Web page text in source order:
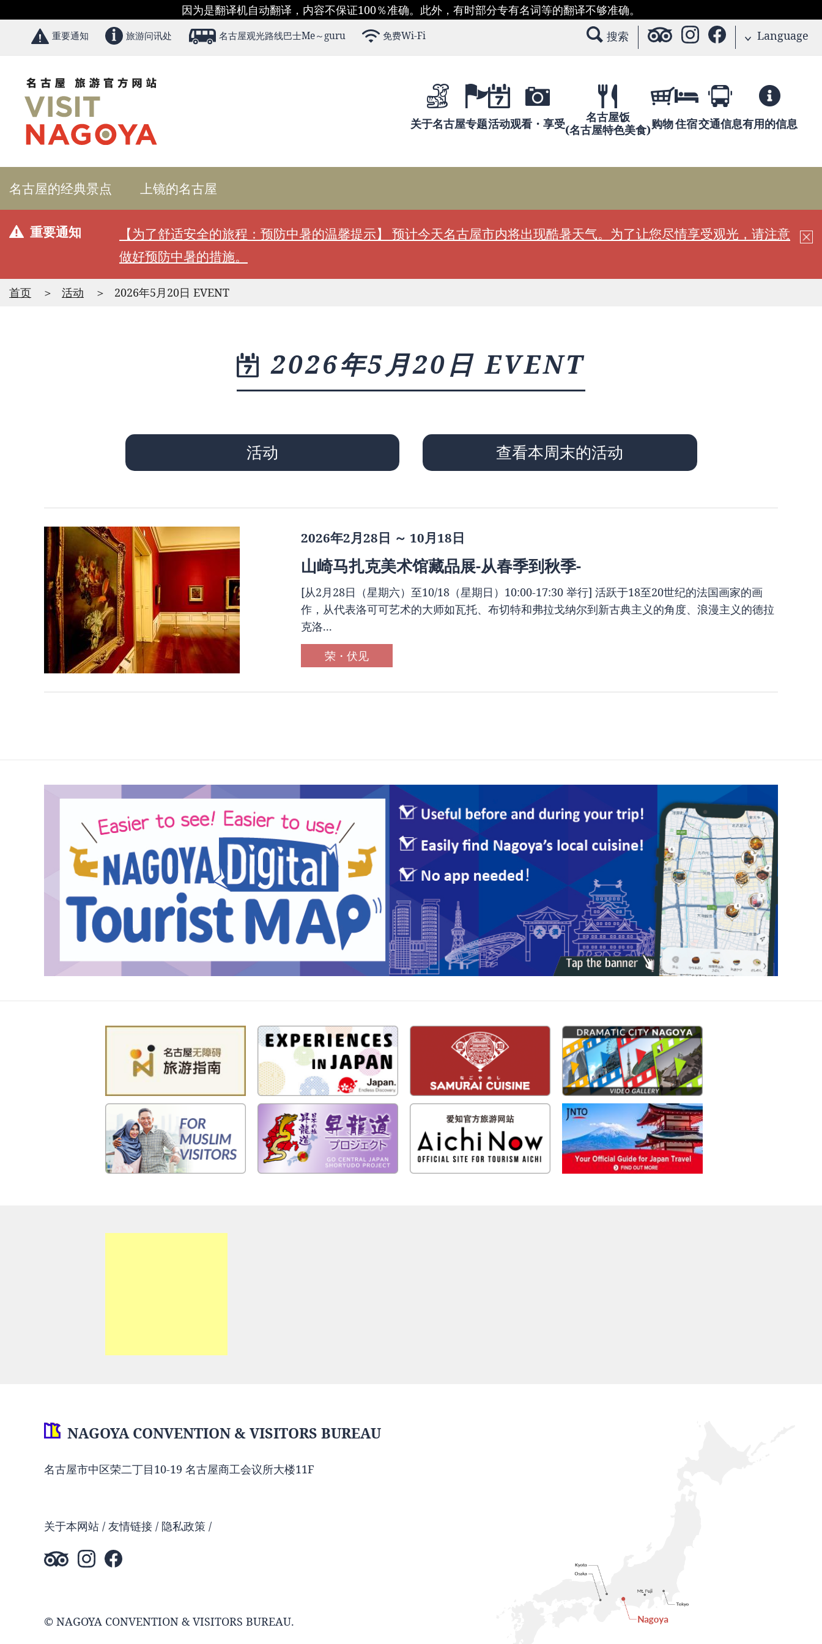
因为是翻译机自动翻译，内容不保证100％准确。此外，有时部分专有名词等的翻译不够准确。
重要通知 旅游问讯处 名古屋观光路线巴士Me～guru 免费Wi-Fi 搜索 Language
关于名古屋专题活动观看・享受
名古屋饭
(名古屋特色美食)购物住宿交通信息有用的信息
名古屋的经典景点 上镜的名古屋
重要通知
【为了舒适安全的旅程：预防中暑的温馨提示】 预计今天名古屋市内将出现酷暑天气。为了让您尽情享受观光，请注意
做好预防中暑的措施。
首页 活动 2026年5月20日 EVENT
2026年5月20日 EVENT
活动 查看本周末的活动
2026年2月28日 ～ 10月18日
山崎马扎克美术馆藏品展-从春季到秋季-
[从2月28日（星期六）至10/18（星期日）10:00-17:30 举行] 活跃于18至20世纪的法国画家的画
作，从代表洛可可艺术的大师如瓦托、布切特和弗拉戈纳尔到新古典主义的角度、浪漫主义的德拉
克洛...
荣・伏见
NAGOYA CONVENTION & VISITORS BUREAU
名古屋市中区荣二丁目10-19 名古屋商工会议所大楼11F
关于本网站 友情链接 隐私政策
© NAGOYA CONVENTION & VISITORS BUREAU.